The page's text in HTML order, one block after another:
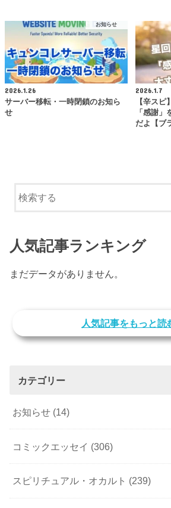
お知らせ
2026.1.26
サーバー移転・一時閉鎖のお知ら
せ
2026.1.7
【辛スピ
「感謝
だよ【ブ
人気記事ランキング
まだデータがありません。
人気記事をもっと読
カテゴリー
お知らせ (14)
コミックエッセイ (306)
スピリチュアル・オカルト (239)